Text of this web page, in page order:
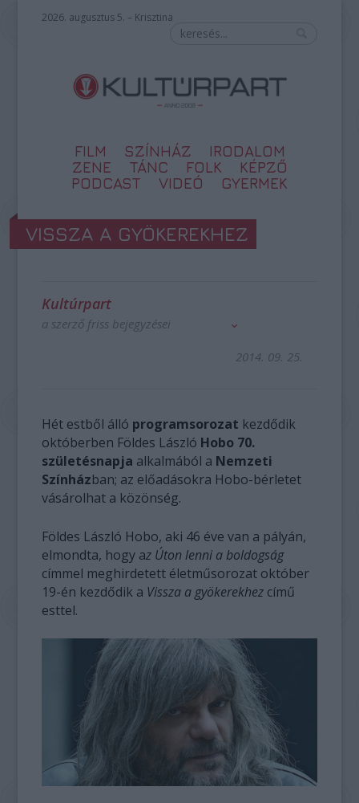
2026. augusztus 5. – Krisztina
FILM SZÍNHÁZ
IRODALOM
ZENE
TÁNC FOLK
KÉPZŐ
PODCAST
VIDEÓ GYERMEK
VISSZA A GYÖKEREKHEZ
Kultúrpart
a szerző friss bejegyzései
2014. 09. 25.
Hét estből álló programsorozat kezdődik
októberben Földes László Hobo 70.
születésnapja alkalmából a Nemzeti
Színházban; az előadásokra Hobo-bérletet
vásárolhat a közönség.
Földes László Hobo, aki 46 éve van a pályán,
elmondta, hogy az Úton lenni a boldogság
címmel meghirdetett életműsorozat október
19-én kezdődik a Vissza a gyökerekhez című
esttel.